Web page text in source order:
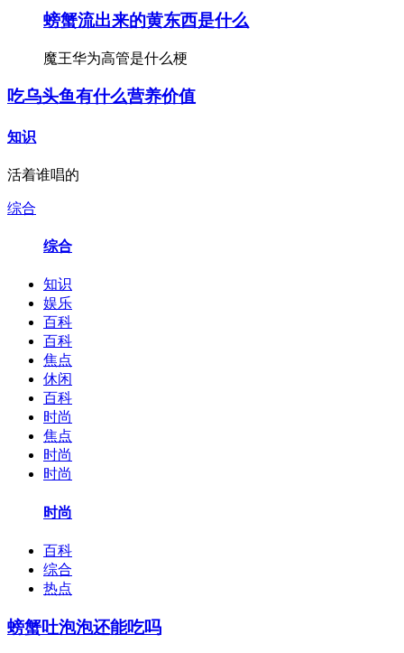
螃蟹流出来的黄东西是什么
魔王华为高管是什么梗
吃乌头鱼有什么营养价值
知识
活着谁唱的
综合
综合
知识
娱乐
百科
百科
焦点
休闲
百科
时尚
焦点
时尚
时尚
时尚
百科
综合
热点
螃蟹吐泡泡还能吃吗